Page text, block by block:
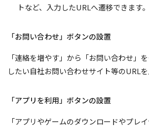
トなど、入力したURLへ遷移できます。
「お問い合わせ」ボタンの設置
「連絡を増やす」から「お問い合わせ」
したい自社お問い合わせサイト等のURLを
「アプリを利用」ボタンの設置
「アプリやゲームのダウンロードやプレ